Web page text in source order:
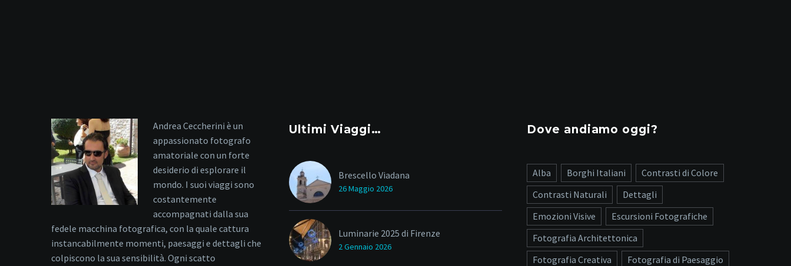
Andrea Ceccherini è un
appassionato fotografo
amatoriale con un forte
desiderio di esplorare il
mondo. I suoi viaggi sono
costantemente
accompagnati dalla sua
fedele macchina fotografica, con la quale cattura
instancabilmente momenti, paesaggi e dettagli che
colpiscono la sua sensibilità. Ogni scatto
Ultimi Viaggi…
Brescello Viadana
26 Maggio 2026
Luminarie 2025 di Firenze
2 Gennaio 2026
Dove andiamo oggi?
Alba Borghi Italiani
Contrasti di Colore
Contrasti Naturali
Dettagli
Emozioni Visive
Escursioni Fotografiche
Fotografia Architettonica
Fotografia Creativa
Fotografia di Paesaggio